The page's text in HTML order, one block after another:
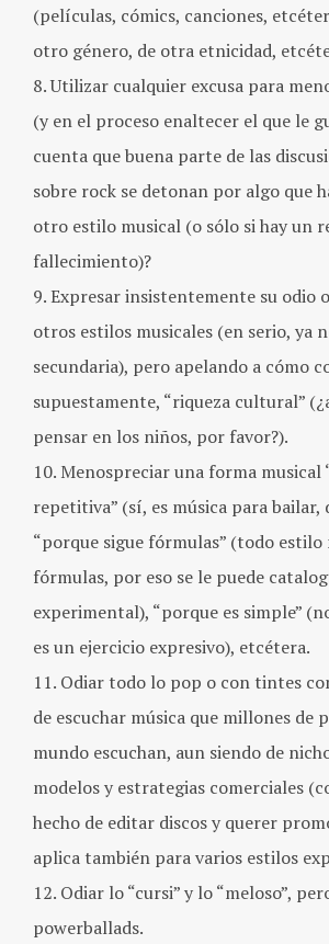
(películas, cómics, canciones,
otro género, de otra etnicidad,
Utilizar cualquier excusa para
(y en el proceso enaltecer el que le
cuenta que buena parte de las
sobre rock se detonan por algo que
otro estilo musical (o sólo si hay un
fallecimiento)?
Expresar insistentemente su odio
otros estilos musicales (en serio, ya
secundaria), pero apelando a cómo
supuestamente, “riqueza cultural”
pensar en los niños, por favor?).
Menospreciar una forma musical
repetitiva” (sí, es música para bailar,
“porque sigue fórmulas” (todo
fórmulas, por eso se le puede
experimental), “porque es simple”
es un ejercicio expresivo), etcétera.
Odiar todo lo pop o con tintes
de escuchar música que millones de
mundo escuchan, aun siendo de
modelos y estrategias comerciales
hecho de editar discos y querer
aplica también para varios estilos
Odiar lo “cursi” y lo “meloso”,
powerballads.